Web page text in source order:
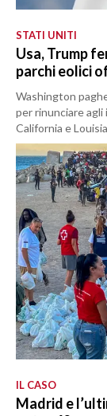
STATI UNITI
Usa, Trump
parchi eolici
Washington
per rinunciare agli
California e
IL CASO
Madrid e